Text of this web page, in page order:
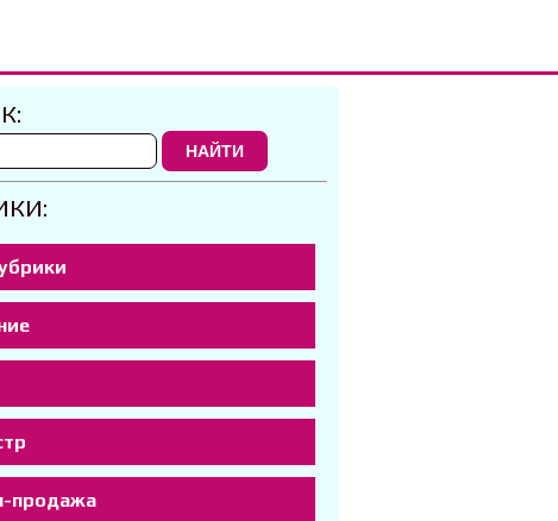
НАЙТИ
продажа